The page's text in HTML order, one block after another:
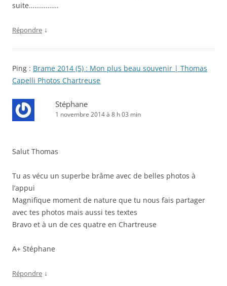
suite…………….
Répondre ↓
Ping : Brame 2014 (5) : Mon plus beau souvenir | Thomas
Capelli Photos Chartreuse
Stéphane
1 novembre 2014 à 8 h 03 min
Salut Thomas
Tu as vécu un superbe brâme avec de belles photos à
l’appui
Magnifique moment de nature que tu nous fais partager
avec tes photos mais aussi tes textes
Bravo et à un de ces quatre en Chartreuse
A+ Stéphane
Répondre ↓